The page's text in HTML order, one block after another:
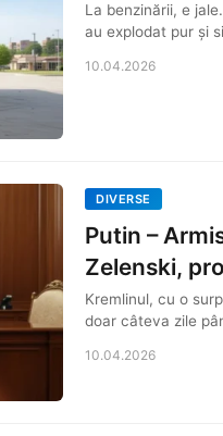
La benzinării, e
au explodat pur și
10.04.2026
DIVERSE
Putin –
Zelenski,
Kremlinul, cu o
doar câteva zile
10.04.2026